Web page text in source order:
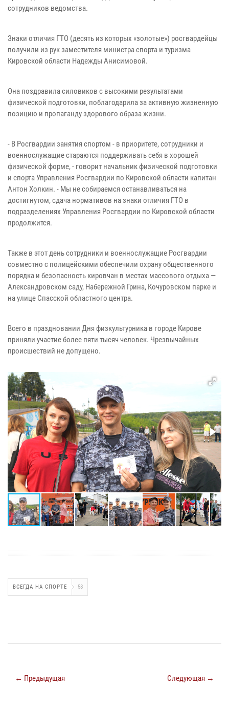
сотрудников ведомства.
Знаки отличия ГТО (десять из которых «золотые») росгвардейцы
получили из рук заместителя министра спорта и туризма
Кировской области Надежды Анисимовой.
Она поздравила силовиков с высокими результатами
физической подготовки, поблагодарила за активную жизненную
позицию и пропаганду здорового образа жизни.
- В Росгвардии занятия спортом - в приоритете, сотрудники и
военнослужащие стараются поддерживать себя в хорошей
физической форме, - говорит начальник физической подготовки
и спорта Управления Росгвардии по Кировской области капитан
Антон Холкин. - Мы не собираемся останавливаться на
достигнутом, сдача нормативов на знаки отличия ГТО в
подразделениях Управления Росгвардии по Кировской области
продолжится.
Также в этот день сотрудники и военнослужащие Росгвардии
совместно с полицейскими обеспечили охрану общественного
порядка и безопасность кировчан в местах массового отдыха —
Александровском саду, Набережной Грина, Кочуровском парке и
на улице Спасской областного центра.
Всего в праздновании Дня физкультурника в городе Кирове
приняли участие более пяти тысяч человек. Чрезвычайных
происшествий не допущено.
ВСЕГДА НА СПОРТЕ 58
← Предыдущая Следующая →